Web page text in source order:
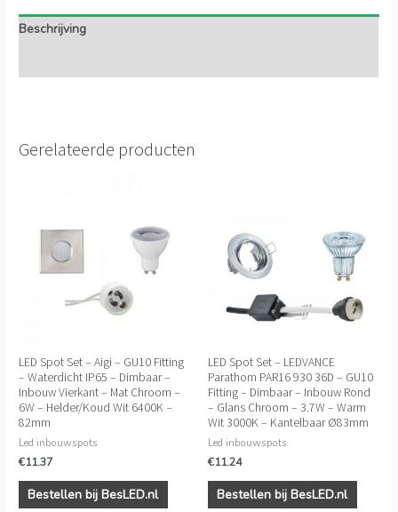
Beschrijving
Gerelateerde producten
LED Spot Set – Aigi – GU10 Fitting
– Waterdicht IP65 – Dimbaar –
Inbouw Vierkant – Mat Chroom –
6W – Helder/Koud Wit 6400K –
82mm
Led inbouwspots
€11.37
Bestellen bij BesLED.nl
LED Spot Set – LEDVANCE
Parathom PAR16 930 36D – GU10
Fitting – Dimbaar – Inbouw Rond
– Glans Chroom – 3.7W – Warm
Wit 3000K – Kantelbaar Ø83mm
Led inbouwspots
€11.24
Bestellen bij BesLED.nl